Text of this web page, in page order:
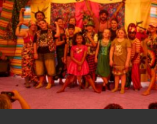
FREI FÜR KLEINE
AUGUST 2026